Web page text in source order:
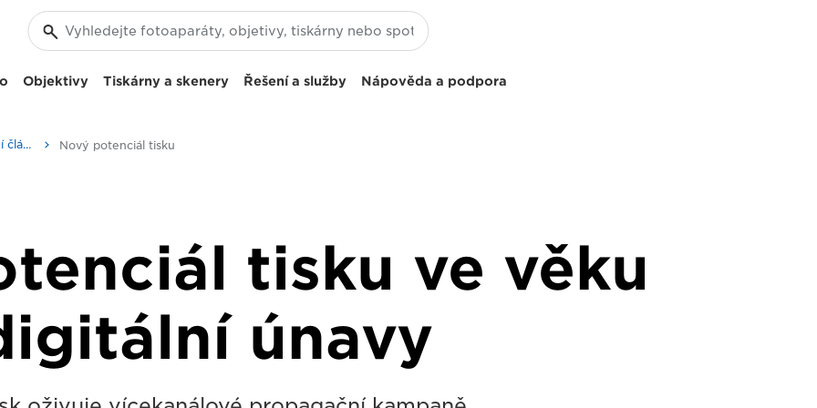
Objektivy Tiskárny a skenery Řešení a služby Nápověda a podpora
Obchodní a profesionální články Nový potenciál tisku
tisku ve věku
únavy